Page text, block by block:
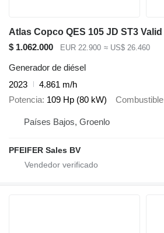
$ 1.062.000 EUR 22.900 ≈ US$ 26.460
Generador de diésel
2023
4.861 m/h
Potencia 109 Hp (80 kW) Combustible
Países Bajos, Groenlo
PFEIFER Sales BV